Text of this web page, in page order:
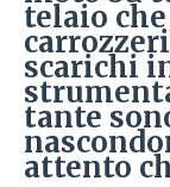
telaio
scarichi
tante
attento